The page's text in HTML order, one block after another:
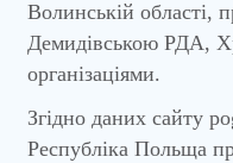
Волинській області,
Демидівською РДА,
організаціями.
Згідно даних сайту
Республіка Польща